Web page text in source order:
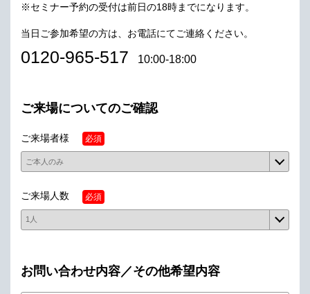
※セミナー予約の受付は前日の18時までになります。
当日ご参加希望の方は、お電話にてご連絡ください。
0120-965-517 10:00-18:00
ご来場についてのご確認
ご来場者様 必須
ご来場人数 必須
お問い合わせ内容／その他希望内容